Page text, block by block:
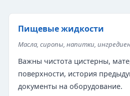
Пищевые жидкости
Масла, сиропы, напитки,
Важны чистота цистерны,
поверхности, история
документы на оборудование.